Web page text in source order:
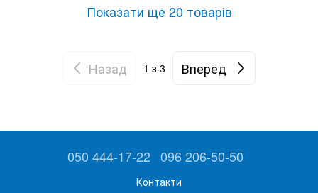
Показати ще 20 товарів
Назад 1 з 3 Вперед
050 444-17-22 096 206-50-50
Контакти